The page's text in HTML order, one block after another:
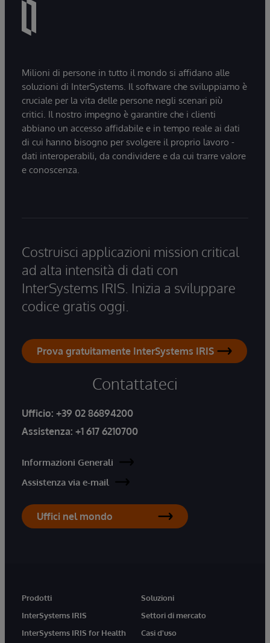
Milioni di persone in tutto il mondo si affidano alle
soluzioni di InterSystems. Il software che sviluppiamo è
cruciale per la vita delle persone negli scenari più
critici. Il nostro impegno è garantire che i clienti
abbiano un accesso affidabile e in tempo reale ai dati
di cui hanno bisogno per svolgere il proprio lavoro -
dati interoperabili, da condividere e da cui trarre valore
e conoscenza.
Costruisci applicazioni mission critical
ad alta intensità di dati con
InterSystems IRIS. Inizia a sviluppare
codice gratis oggi.
Prova gratuitamente InterSystems IRIS
Contattateci
Ufficio: +39 02 86894200
Assistenza: +1 617 6210700
Informazioni Generali
Assistenza via e-mail
Uffici nel mondo
Prodotti
InterSystems IRIS
InterSystems IRIS for Health
Soluzioni
Settori di mercato
Casi d'uso